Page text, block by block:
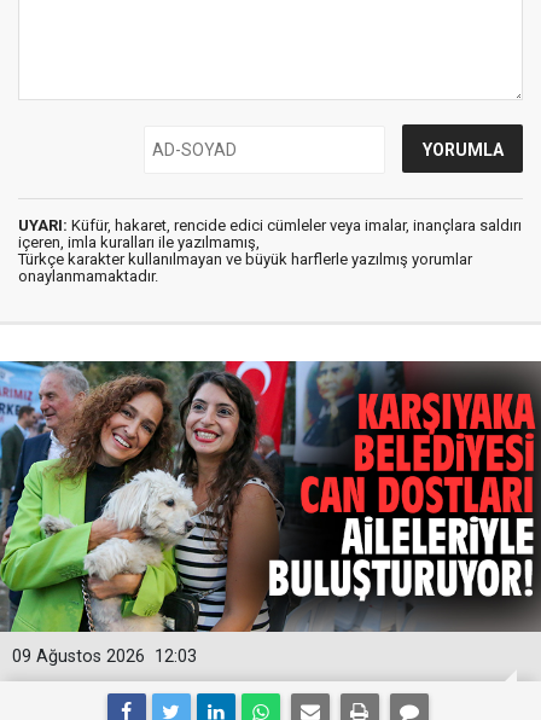
UYARI: Küfür, hakaret, rencide edici cümleler veya imalar, inançlara saldırı
içeren, imla kuralları ile yazılmamış,
Türkçe karakter kullanılmayan ve büyük harflerle yazılmış yorumlar
onaylanmamaktadır.
12:03
09 Ağustos 2026